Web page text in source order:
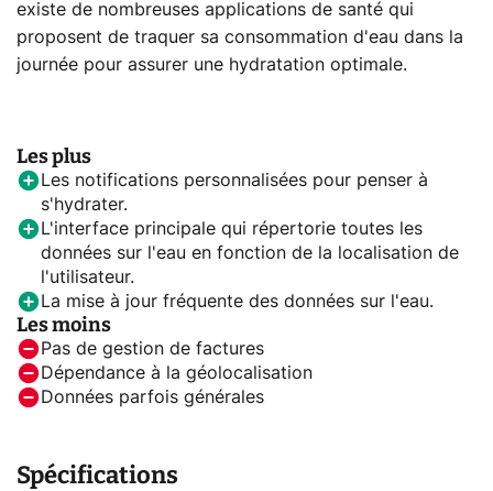
existe de nombreuses applications de santé qui
proposent de traquer sa consommation d'eau dans la
journée pour assurer une hydratation optimale.
Les plus
Les notifications personnalisées pour penser à
s'hydrater.
L'interface principale qui répertorie toutes les
données sur l'eau en fonction de la localisation de
l'utilisateur.
La mise à jour fréquente des données sur l'eau.
Les moins
Pas de gestion de factures
Dépendance à la géolocalisation
Données parfois générales
Spécifications